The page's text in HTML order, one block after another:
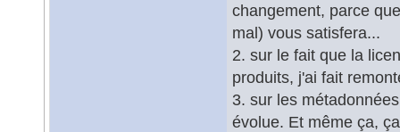
changement, parce
mal) vous satisfera...
2. sur le fait que la
produits, j'ai fait
3. sur les
évolue. Et même ça,